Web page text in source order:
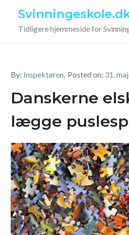
content
Tidligere hjemmeside for
By: Inspektøren Posted on: 31.
Danskerne
lægge